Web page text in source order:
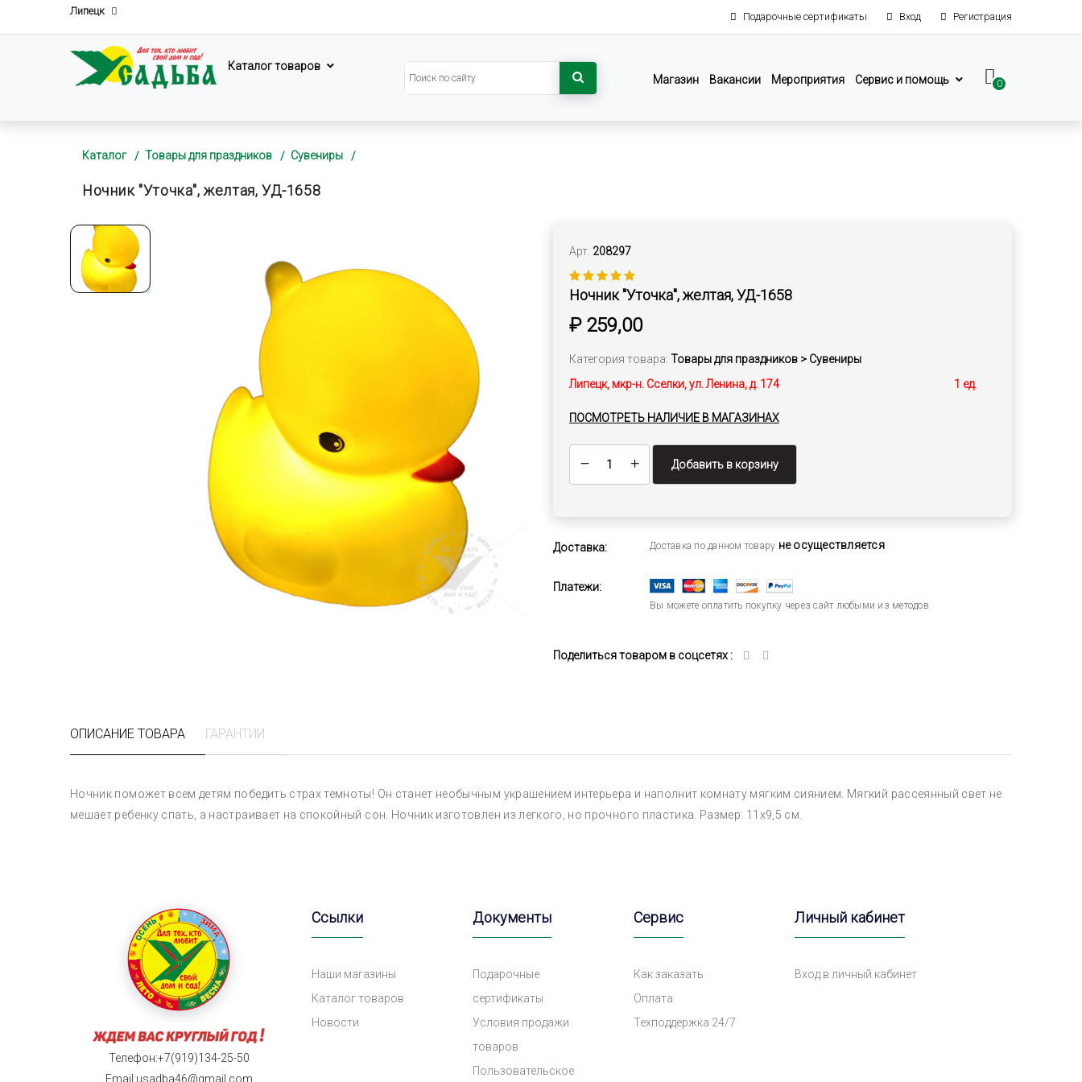
Липецк Подарочные сертификаты Вход Регистрация
Каталог товаров
Магазин
Вакансии Мероприятия Сервис и помощь 0
Каталог Товары для праздников Сувениры
Ночник "Уточка", желтая, УД-1658
Арт. 208297
Ночник "Уточка", желтая, УД-1658
₽ 259,00
Категория товара: Товары для праздников > Сувениры
Липецк, мкр-н. Сселки, ул. Ленина, д. 174
1 ед.
ПОСМОТРЕТЬ НАЛИЧИЕ В МАГАЗИНАХ
Добавить в корзину
Доставка: Доставка по данном товару не осуществляется
Платежи:
Вы можете оплатить покупку через сайт любыми из методов
Поделиться товаром в соцсетях :
ОПИСАНИЕ ТОВАРА ГАРАНТИИ
Ночник поможет всем детям победить страх темноты! Он станет необычным украшением интерьера и наполнит комнату мягким сиянием. Мягкий рассеянный свет не
мешает ребенку спать, а настраивает на спокойный сон. Ночник изготовлен из легкого, но прочного пластика. Размер: 11х9,5 см.
Телефон:+7(919)134-25-50
Email:usadba46@gmail.com
Ссылки
Наши магазины
Каталог товаров
Новости
Документы
Подарочные
сертификаты
Условия продажи
товаров
Пользовательское
Сервис
Как заказать
Оплата
Техподдержка 24/7
Личный кабинет
Вход в личный кабинет